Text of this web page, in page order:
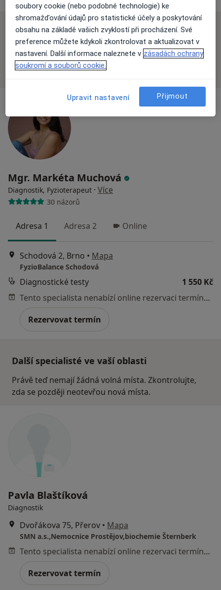
K dispozici jsou specialisté
Tito specialisté se nacházejí mimo Hranice,
olomoucký, v oblastech blízkých vašemu
Mgr. Markéta Muchová
Diagnostik, Fyzioterapeut · Více
30 názorů
Adresa 1 Adresa 2 Online
Schodová 2, Brno • Mapa
FyzioBalance Schodová
Diagnostické testy
1 550 Kč
Tento specialista nenabízí online rezervaci termínu na této adrese.
Rezervovat termín
Další specialisté ve vaší oblasti
Právě teď nemají žádná volná místa. Zkontrolujte,
zda se později neotevřou nová místa.
Pavla Blaštíková
Diagnostik
Dvořákova 75, Přerov • Mapa
SMN a.s.,Nemocnice Prostějov,biochemie Šternberk
Tento specialista nenabízí online rezervaci termínu na této adrese.
Rezervovat termín
soubory cookie (nebo podobné technologie) ke
shromažďování údajů pro statistické účely a poskytování
obsahu na základě vašich zvyklostí při procházení. Své
preference můžete kdykoli zkontrolovat a aktualizovat v
nastavení. Další informace naleznete v zásadách ochrany
soukromí a souborů cookie.
Upravit nastavení Přijmout